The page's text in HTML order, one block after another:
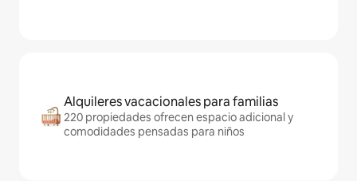
Alquileres vacacionales para familias
220 propiedades ofrecen espacio adicional y
comodidades pensadas para niños